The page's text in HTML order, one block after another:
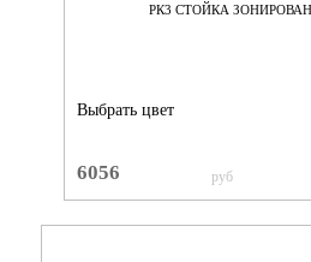
РК3 СТОЙКА
Выбрать цвет
6056 руб